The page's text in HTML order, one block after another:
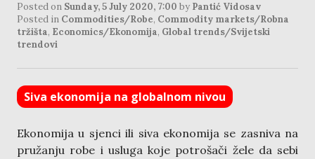
Posted on Sunday, 5 July 2020, 7:00 by Pantić Vidosav
Posted in Commodities/Robe, Commodity markets/Robna
tržišta, Economics/Ekonomija, Global trends/Svijetski
trendovi
Siva ekonomija na globalnom nivou
Ekonomija u sjenci ili siva ekonomija se zasniva na
pružanju robe i usluga koje potrošači žele da sebi